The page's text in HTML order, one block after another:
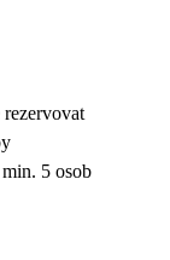
5 osob